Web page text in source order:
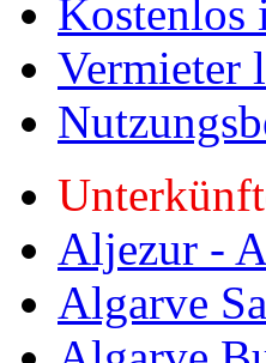
Kostenlos
Vermieter
Aljezur -
Algarve